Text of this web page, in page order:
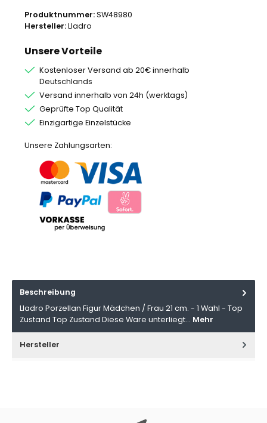
Produktnummer:SW48980
Hersteller:Lladro
Unsere Vorteile
Kostenloser Versand ab 20€ innerhalb
Deutschlands
Versand innerhalb von 24h (werktags)
Geprüfte Top Qualität
Einzigartige Einzelstücke
Unsere Zahlungsarten:
Beschreibung
Lladro Porzellan Figur Mädchen / Frau 21 cm. - 1 Wahl - Top
Zustand Top Zustand Diese Ware unterliegt… Mehr
Hersteller